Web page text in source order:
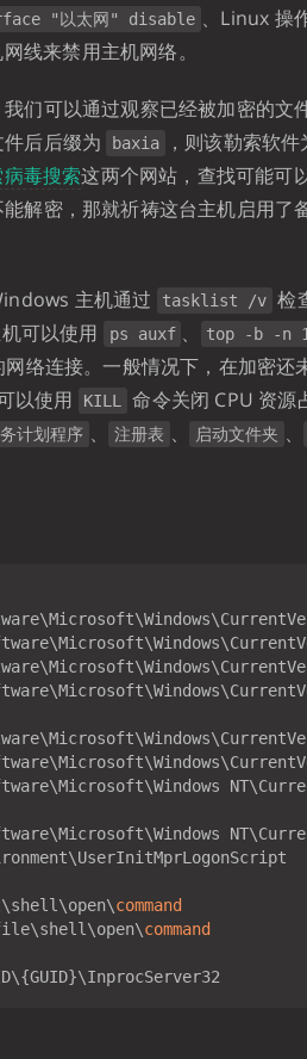
"以太网" disable 、Linux 操
线来禁用主机网络。
们可以通过观察已经被加密的文
后后缀为
baxia ，则该勒索软件
毒搜索这两个网站，查找可能可
解密，那就祈祷这台主机启用了
主机通过 tasklist /v 检
可以使用 ps auxf 、 top -b -n
络连接。一般情况下，在加密还
以使用
KILL 命令关闭 CPU 资源
计划程序 、 注册表 、 启动文件夹 、
command
command